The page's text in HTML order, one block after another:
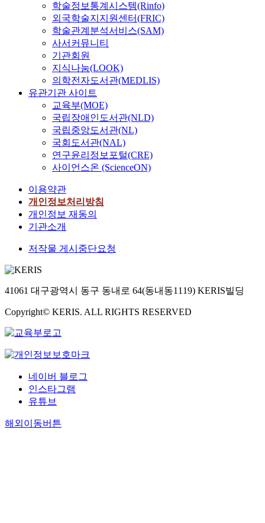
학술정보통계시스템(Rinfo)
외국학술지지원센터(FRIC)
학술관계분석서비스(SAM)
사서커뮤니티
기관회원
지식나눔(LOOK)
의학전자도서관(MEDLIS)
유관기관 사이트
교육부(MOE)
국립장애인도서관(NLD)
국립중앙도서관(NL)
국회도서관(NAL)
연구윤리정보포털(CRE)
사이언스온 (ScienceON)
이용약관
개인정보처리방침
개인정보 재동의
기관소개
저작물 게시중단요청
41061 대구광역시 동구 동내로 64(동내동1119) KERIS빌딩
Copyright© KERIS. ALL RIGHTS RESERVED
네이버 블로그
인스타그램
유튜브
해외이동버튼